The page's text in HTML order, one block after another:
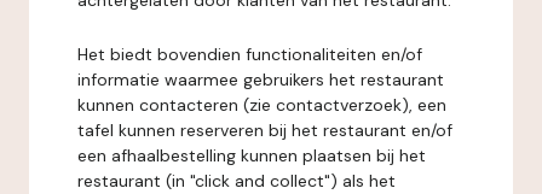
Het biedt bovendien functionaliteiten en/of
informatie waarmee gebruikers het restaurant
kunnen contacteren (zie contactverzoek), een
tafel kunnen reserveren bij het restaurant en/of
een afhaalbestelling kunnen plaatsen bij het
restaurant (in "click and collect") als het